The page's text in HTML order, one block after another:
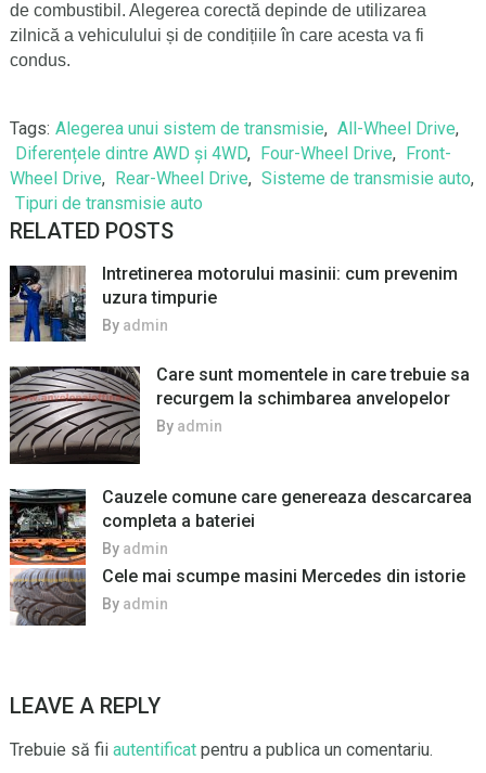
de combustibil. Alegerea corectă depinde de utilizarea
zilnică a vehiculului și de condițiile în care acesta va fi
condus.
Tags: Alegerea unui sistem de transmisie, All-Wheel Drive,
Diferențele dintre AWD și 4WD, Four-Wheel Drive,
Front-
Wheel Drive, Rear-Wheel Drive, Sisteme de transmisie auto,
Tipuri de transmisie auto
RELATED POSTS
Intretinerea motorului masinii: cum prevenim
uzura timpurie
By admin
Care sunt momentele in care trebuie sa
recurgem la schimbarea anvelopelor
By admin
Cauzele comune care genereaza descarcarea
completa a bateriei
By admin
Cele mai scumpe masini Mercedes din istorie
By admin
LEAVE A REPLY
Trebuie să fii autentificatpentru a publica un comentariu.